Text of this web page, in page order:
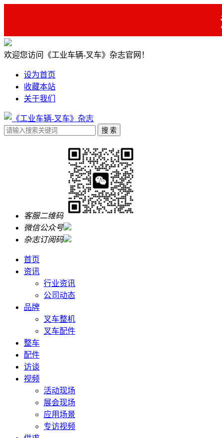
欢迎您访问《工业车辆-叉车》杂志官网！
设为首页
收藏本站
关于我们
客服二维码
微信公众号
杂志订阅码
首页
资讯
行业资讯
公司动态
品牌
叉车整机
叉车配件
整车
配件
访谈
视频
活动现场
展会现场
应用场景
专访视频